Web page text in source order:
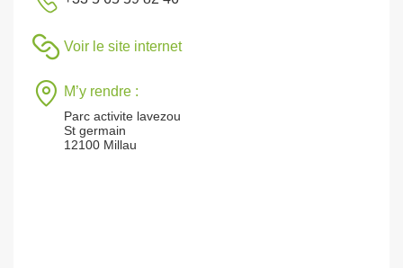
Voir le site internet
M’y rendre :
Parc activite lavezou
St germain
12100 Millau